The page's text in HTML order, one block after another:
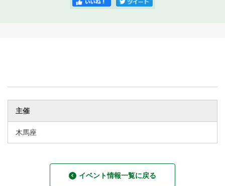
主催
木馬座
イベント情報一覧に戻る